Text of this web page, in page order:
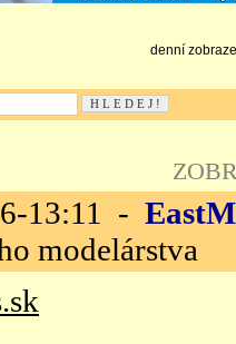
denní
13:11 -
modelárstva